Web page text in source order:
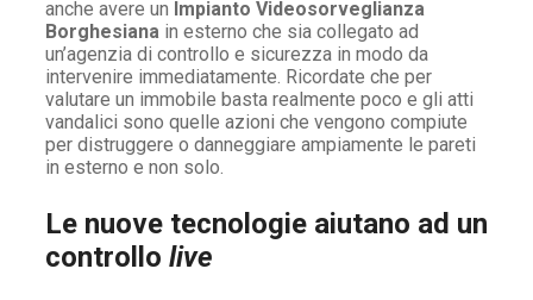
anche avere un Impianto Videosorveglianza
Borghesiana in esterno che sia collegato ad
un’agenzia di controllo e sicurezza in modo da
intervenire immediatamente. Ricordate che per
valutare un immobile basta realmente poco e gli atti
vandalici sono quelle azioni che vengono compiute
per distruggere o danneggiare ampiamente le pareti
in esterno e non solo.
Le nuove tecnologie aiutano ad un
controllo live